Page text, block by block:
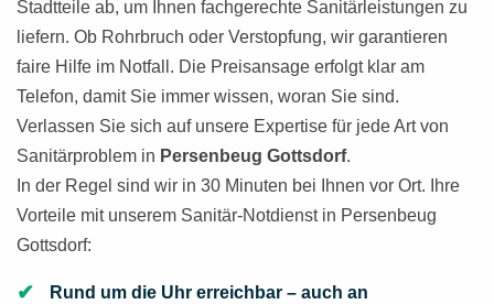
Stadtteile ab, um Ihnen fachgerechte Sanitärleistungen zu
liefern. Ob Rohrbruch oder Verstopfung, wir garantieren
faire Hilfe im Notfall. Die Preisansage erfolgt klar am
Telefon, damit Sie immer wissen, woran Sie sind.
Verlassen Sie sich auf unsere Expertise für jede Art von
Sanitärproblem in Persenbeug Gottsdorf.
In der Regel sind wir in 30 Minuten bei Ihnen vor Ort. Ihre
Vorteile mit unserem Sanitär-Notdienst in Persenbeug
Gottsdorf:
Rund um die Uhr erreichbar – auch an